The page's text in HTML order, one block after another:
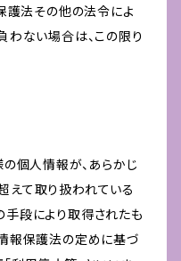
護法その他の法令によ
わない場合は、この限り
の個人情報が、あらかじ
えて取り扱われている
段により取得されたも
報保護法の定めに基づ